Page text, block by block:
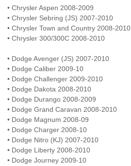
• Chrysler Aspen 2008-2009
• Chrysler Sebring (JS) 2007-2010
• Chrysler Town and Country 2008-2010
• Chrysler 300/300C 2008-2010
• Dodge Avenger (JS) 2007-2010
• Dodge Caliber 2009-10
• Dodge Challenger 2009-2010
• Dodge Dakota 2008-2010
• Dodge Durango 2008-2009
• Dodge Grand Caravan 2008-2010
• Dodge Magnum 2008-09
• Dodge Charger 2008-10
• Dodge Nitro (KJ) 2007-2010
• Dodge Liberty 2008-2010
• Dodge Journey 2009-10